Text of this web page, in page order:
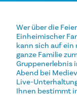
Wer über die
Einheimischer
kann sich auf ein
ganze Familie
Gruppenerlebnis
Abend bei
Live-
Ihnen bestimmt